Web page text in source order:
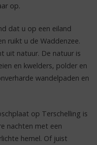
op.
dat u op een eiland
ruikt u de Waddenzee.
uit natuur. De natuur is
en kwelders, polder en
wandelpaden en
op Terschelling is
nachten met een
hemel. Of juist